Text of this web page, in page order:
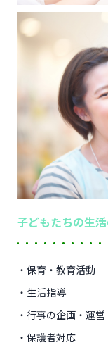
子どもたちの生
・保育・教育活動
・生活指導
・行事の企画・運営
・保護者対応